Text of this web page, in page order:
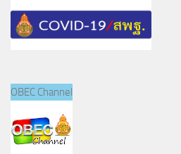
OBEC Channel